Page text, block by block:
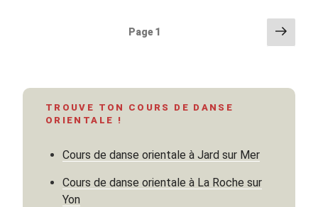
danse
Page1
Page
TROUVE TON COURS DE DANSE
ORIENTALE !
Cours de danse orientale à Jard sur Mer
Cours de danse orientale à La Roche sur
Yon